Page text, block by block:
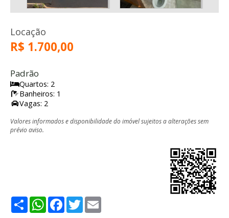
Locação
R$ 1.700,00
Padrão
Quartos: 2
Banheiros: 1
Vagas: 2
Valores informados e disponibilidade do imóvel sujeitos a alterações sem
prévio aviso.
ShareWhatsApp
Facebook
Twitter